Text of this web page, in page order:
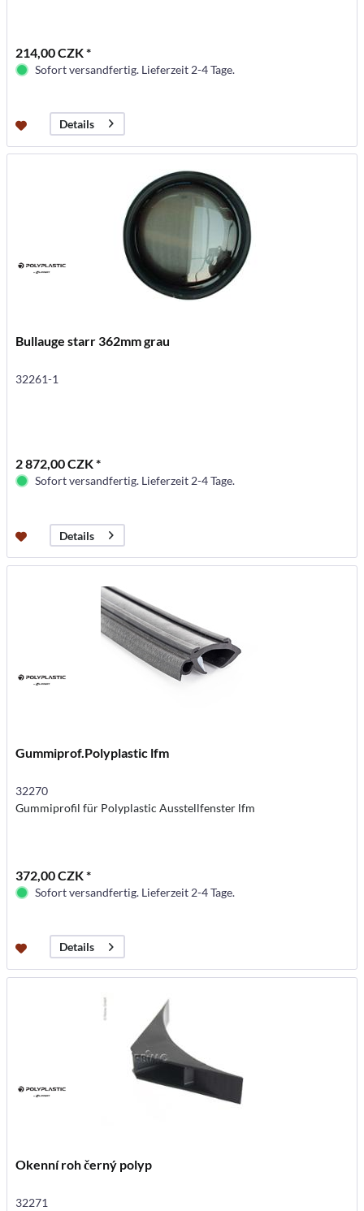
214,00 CZK *
Sofort versandfertig. Lieferzeit 2-4 Tage.
Details
Bullauge starr 362mm grau
32261-1
2 872,00 CZK *
Sofort versandfertig. Lieferzeit 2-4 Tage.
Details
Gummiprof.Polyplastic lfm
32270
Gummiprofil für Polyplastic Ausstellfenster lfm
372,00 CZK *
Sofort versandfertig. Lieferzeit 2-4 Tage.
Details
Okenní roh černý polyp
32271